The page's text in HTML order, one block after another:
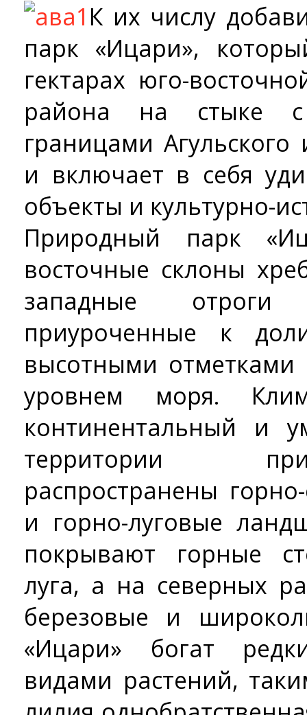
К их числу
парк «Ицари»,
гектарах юго-
района на стыке с
границами
и включает в себя
объекты и культурно-
Природный парк
восточные склоны
западные отроги
приуроченные к
высотными
уровнем моря.
континентальный и
территории
распространены
и горно-луговые
покрывают горные
луга, а на северных
березовые и
«Ицари» богат
видами растений,